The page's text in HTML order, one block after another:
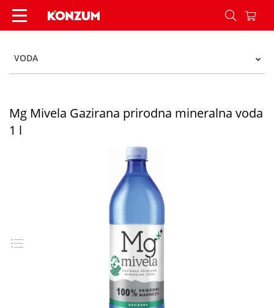
Mg Mivela Gazirana prirodna mineralna voda 1 l
VODA
Mg Mivela Gazirana prirodna mineralna voda
1 l